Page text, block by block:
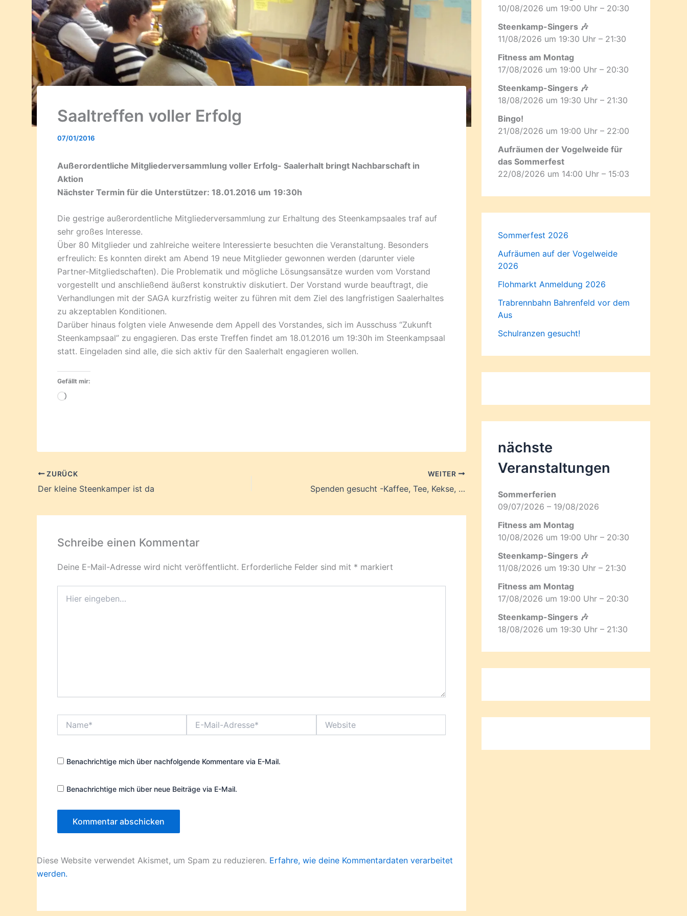
Saaltreffen voller Erfolg
07/01/2016
Außerordentliche Mitgliederversammlung voller Erfolg- Saalerhalt bringt Nachbarschaft in
Aktion
Nächster Termin für die Unterstützer: 18.01.2016 um 19:30h
Die gestrige außerordentliche Mitgliederversammlung zur Erhaltung des Steenkampsaales traf auf
sehr großes Interesse.
Über 80 Mitglieder und zahlreiche weitere Interessierte besuchten die Veranstaltung. Besonders
erfreulich: Es konnten direkt am Abend 19 neue Mitglieder gewonnen werden (darunter viele
Partner-Mitgliedschaften). Die Problematik und mögliche Lösungsansätze wurden vom Vorstand
vorgestellt und anschließend äußerst konstruktiv diskutiert. Der Vorstand wurde beauftragt, die
Verhandlungen mit der SAGA kurzfristig weiter zu führen mit dem Ziel des langfristigen Saalerhaltes
zu akzeptablen Konditionen.
Darüber hinaus folgten viele Anwesende dem Appell des Vorstandes, sich im Ausschuss “Zukunft
Steenkampsaal” zu engagieren. Das erste Treffen findet am 18.01.2016 um 19:30h im Steenkampsaal
statt. Eingeladen sind alle, die sich aktiv für den Saalerhalt engagieren wollen.
Gefällt mir:
Wird
ZURÜCK
Der kleine Steenkamper ist da
WEITER
Spenden gesucht -Kaffee, Tee, Kekse, …
Schreibe einen Kommentar
Deine E-Mail-Adresse wird nicht veröffentlicht. Erforderliche Felder sind mit * markiert
eingeben…
Mail-
Benachrichtige mich über nachfolgende Kommentare via E-Mail.
Benachrichtige mich über neue Beiträge via E-Mail.
Diese Website verwendet Akismet, um Spam zu reduzieren. Erfahre, wie deine Kommentardaten verarbeitet
werden.
10/08/2026 um 19:00 Uhr – 20:30
Steenkamp-Singers 🎶
11/08/2026 um 19:30 Uhr – 21:30
Fitness am Montag
17/08/2026 um 19:00 Uhr – 20:30
Steenkamp-Singers 🎶
18/08/2026 um 19:30 Uhr – 21:30
Bingo!
21/08/2026 um 19:00 Uhr – 22:00
Aufräumen der Vogelweide für
das Sommerfest
22/08/2026 um 14:00 Uhr – 15:03
Sommerfest 2026
Aufräumen auf der Vogelweide
2026
Flohmarkt Anmeldung 2026
Trabrennbahn Bahrenfeld vor dem
Aus
Schulranzen gesucht!
nächste
Veranstaltungen
Sommerferien
09/07/2026 – 19/08/2026
Fitness am Montag
10/08/2026 um 19:00 Uhr – 20:30
Steenkamp-Singers 🎶
11/08/2026 um 19:30 Uhr – 21:30
Fitness am Montag
17/08/2026 um 19:00 Uhr – 20:30
Steenkamp-Singers 🎶
18/08/2026 um 19:30 Uhr – 21:30